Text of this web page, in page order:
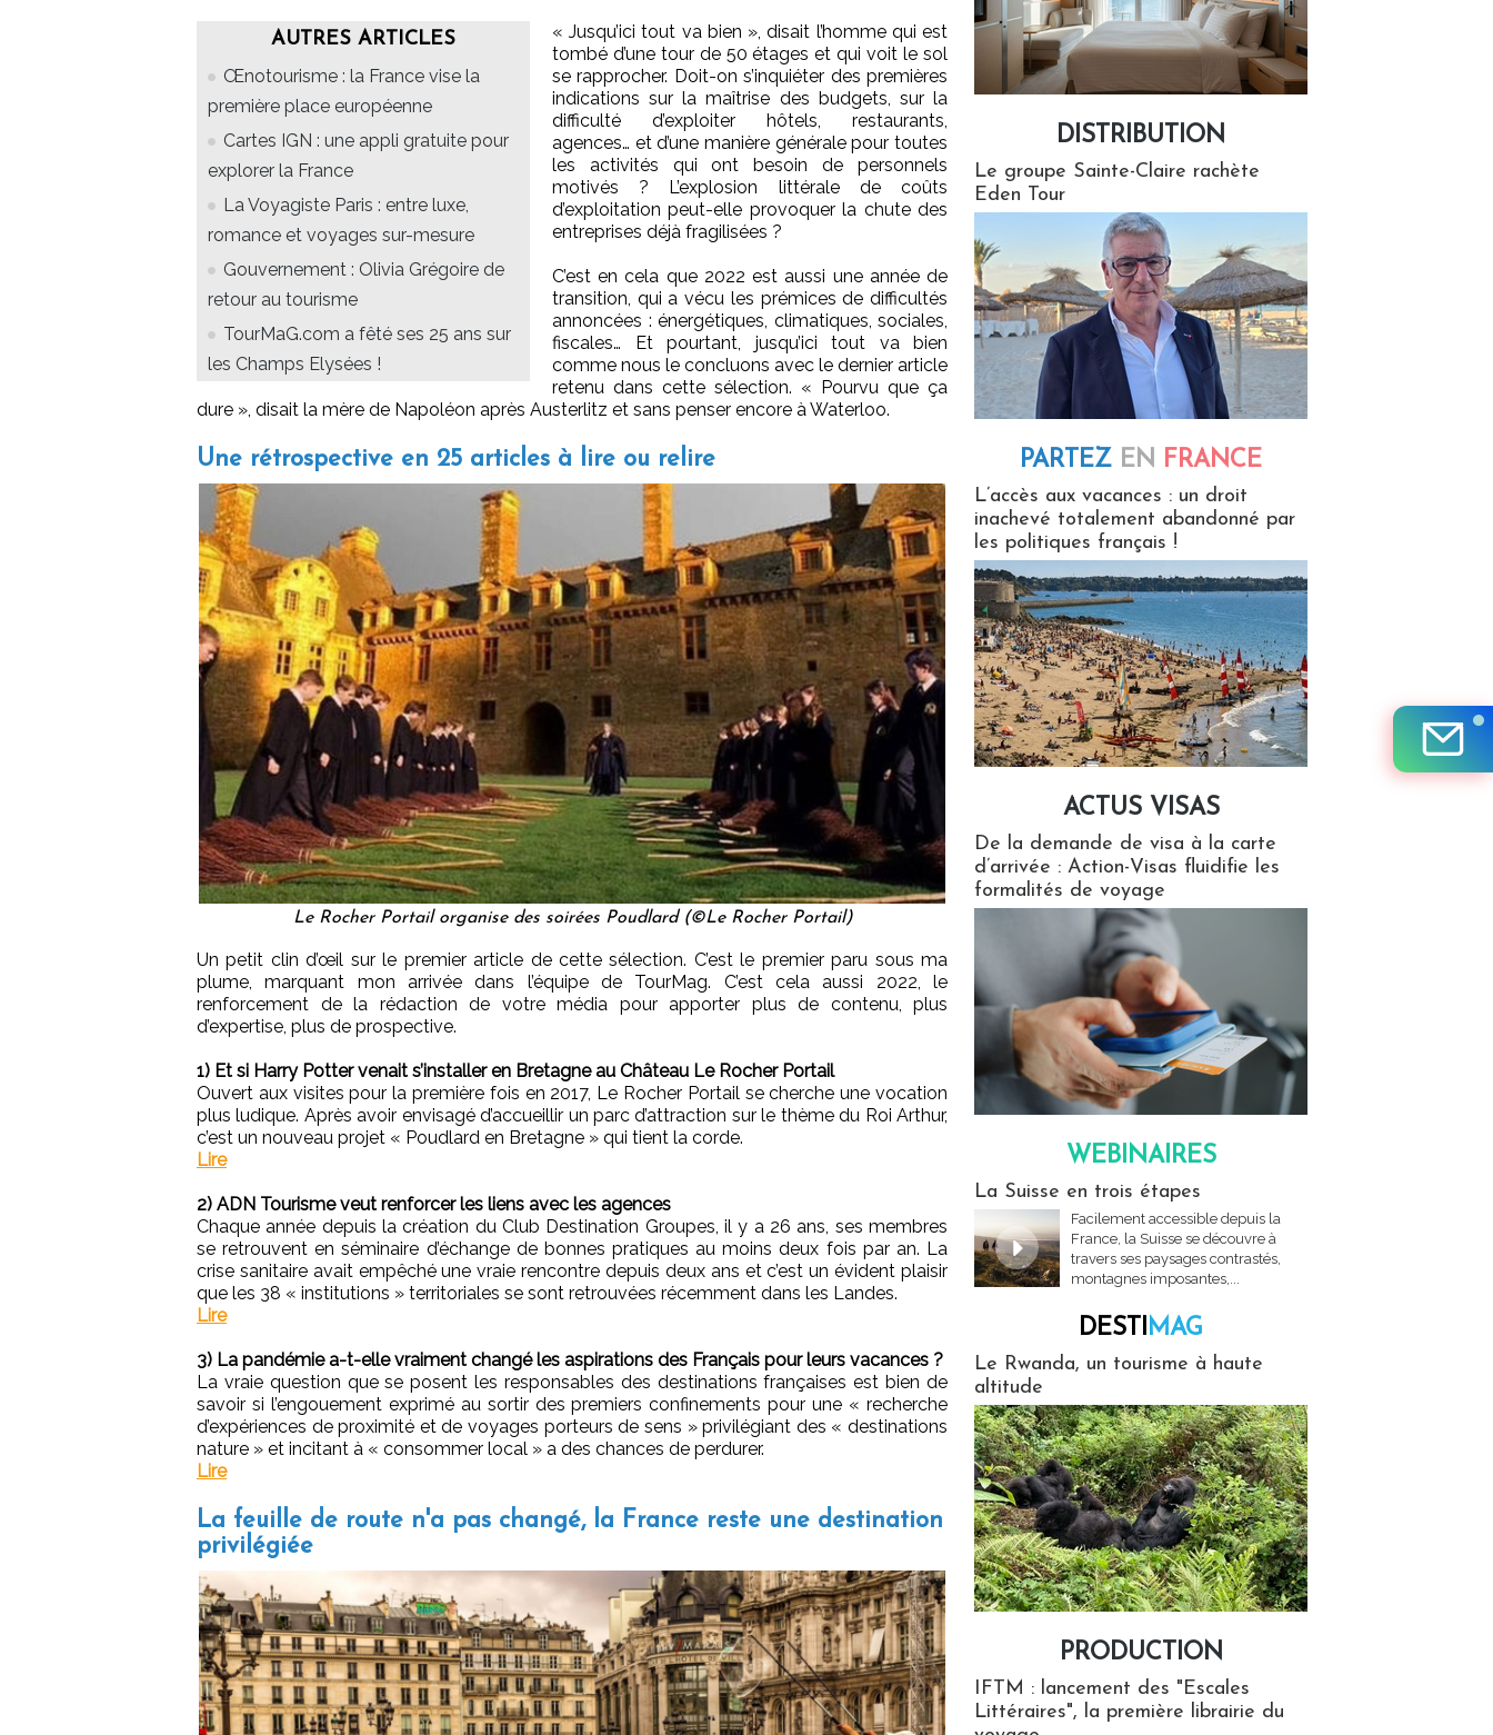
AUTRES ARTICLES
Œnotourisme : la France vise la
première place européenne
Cartes IGN : une appli gratuite pour
explorer la France
La Voyagiste Paris : entre luxe,
romance et voyages sur-mesure
Gouvernement : Olivia Grégoire de
retour au tourisme
TourMaG.com a fêté ses 25 ans sur
les Champs Elysées !
« Jusqu’ici tout va bien », disait l’homme qui est
tombé d’une tour de 50 étages et qui voit le sol
se rapprocher. Doit-on s’inquiéter des premières
indications sur la maîtrise des budgets, sur la
difficulté d’exploiter hôtels, restaurants,
agences… et d’une manière générale pour toutes
les activités qui ont besoin de personnels
motivés ? L’explosion littérale de coûts
d’exploitation peut-elle provoquer la chute des
entreprises déjà fragilisées ?
C’est en cela que 2022 est aussi une année de
transition, qui a vécu les prémices de difficultés
annoncées : énergétiques, climatiques, sociales,
fiscales… Et pourtant, jusqu’ici tout va bien
comme nous le concluons avec le dernier article
retenu dans cette sélection. « Pourvu que ça
dure », disait la mère de Napoléon après Austerlitz et sans penser encore à Waterloo.
Une rétrospective en 25 articles à lire ou relire
Le Rocher Portail organise des soirées Poudlard (©Le Rocher Portail)
Un petit clin d’œil sur le premier article de cette sélection. C’est le premier paru sous ma
plume, marquant mon arrivée dans l’équipe de TourMag. C’est cela aussi 2022, le
renforcement de la rédaction de votre média pour apporter plus de contenu, plus
d’expertise, plus de prospective.
1) Et si Harry Potter venait s’installer en Bretagne au Château Le Rocher Portail
Ouvert aux visites pour la première fois en 2017, Le Rocher Portail se cherche une vocation
plus ludique. Après avoir envisagé d’accueillir un parc d’attraction sur le thème du Roi Arthur,
c’est un nouveau projet « Poudlard en Bretagne » qui tient la corde.
Lire
2) ADN Tourisme veut renforcer les liens avec les agences
Chaque année depuis la création du Club Destination Groupes, il y a 26 ans, ses membres
se retrouvent en séminaire d’échange de bonnes pratiques au moins deux fois par an. La
crise sanitaire avait empêché une vraie rencontre depuis deux ans et c’est un évident plaisir
que les 38 « institutions » territoriales se sont retrouvées récemment dans les Landes.
Lire
3) La pandémie a-t-elle vraiment changé les aspirations des Français pour leurs vacances ?
La vraie question que se posent les responsables des destinations françaises est bien de
savoir si l’engouement exprimé au sortir des premiers confinements pour une « recherche
d’expériences de proximité et de voyages porteurs de sens » privilégiant des « destinations
nature » et incitant à « consommer local » a des chances de perdurer.
Lire
La feuille de route n'a pas changé, la France reste une destination
privilégiée
DISTRIBUTION
Le groupe Sainte-Claire rachète
Eden Tour
PARTEZ EN FRANCE
L’accès aux vacances : un droit
inachevé totalement abandonné par
les politiques français !
ACTUS VISAS
De la demande de visa à la carte
d’arrivée : Action-Visas fluidifie les
formalités de voyage
WEBINAIRES
La Suisse en trois étapes
Facilement accessible depuis la
France, la Suisse se découvre à
travers ses paysages contrastés,
montagnes imposantes,...
DESTIMAG
Le Rwanda, un tourisme à haute
altitude
PRODUCTION
IFTM : lancement des "Escales
Littéraires", la première librairie du